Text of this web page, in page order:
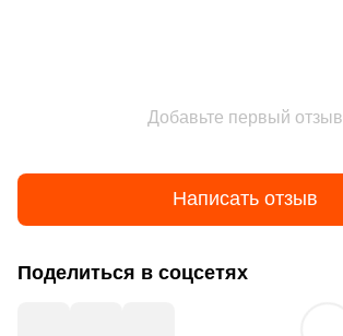
Добавьте первый отзыв
Написать отзыв
Поделиться в соцсетях